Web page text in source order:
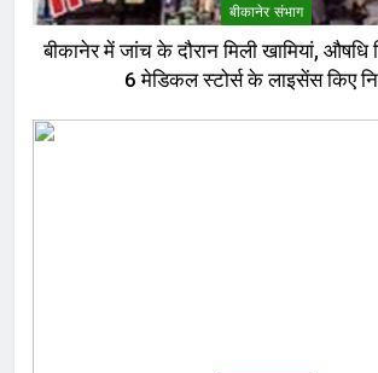
बीकानेर संभाग
बीकानेर में जांच के दौरान मिली खामियां, औषधि
6 मेडिकल स्टोर्स के लाइसेंस किए